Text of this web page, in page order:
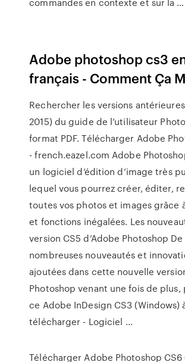
Adobe photoshop cs3
français - Comment Ça
Rechercher les versions
2015) du guide de l’utilisateur
format PDF. Télécharger Adobe
- french.eazel.com Adobe
un logiciel d’édition d’image très
lequel vous pourrez créer, éditer,
toutes vos photos et images grâce
et fonctions inégalées. Les
version CS5 d’Adobe Photoshop De
nombreuses nouveautés et
ajoutées dans cette nouvelle
Photoshop venant une fois de plus,
ce Adobe InDesign CS3 (Windows)
télécharger - Logiciel ...
Télécharger Adobe Photoshop